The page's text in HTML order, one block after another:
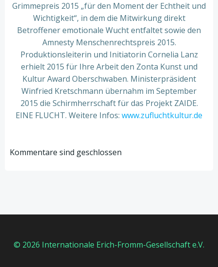
Grimmepreis 2015 „für den Moment der Echtheit und
Wichtigkeit“, in dem die Mitwirkung direkt
Betroffener emotionale Wucht entfaltet sowie den
Amnesty Menschenrechtspreis 2015.
Produktionsleiterin und Initiatorin Cornelia Lanz
erhielt 2015 für Ihre Arbeit den Zonta Kunst und
Kultur Award Oberschwaben. Ministerpräsident
Winfried Kretschmann übernahm im September
2015 die Schirmherrschaft für das Projekt ZAIDE.
EINE FLUCHT. Weitere Infos: www.zufluchtkultur.de
Kommentare sind geschlossen
© 2026 Internationale Erich-Fromm-Gesellschaft e.V.